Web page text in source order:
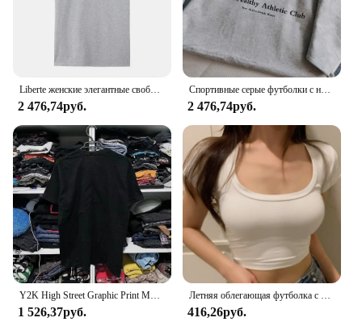
Liberte женские элегантные свободные летние хлопковые повседневные топы с французскими буквами модные серые футболки
2 476,74руб.
Спортивные серые футболки с надписью «Make You Health» в американском винтажном стиле, женские свободные хлопковые летние футболки с коротким рукавом
2 476,74руб.
Y2K High Street Graphic Print Мужская серая и черная футболка Oversized Shirt Harajuku Готический круглый вырез Хлопковые топы с короткими рукавами Новый
1 526,37руб.
Летняя облегающая футболка с коротким рукавом, Женская Сексуальная футболка Y2k, серая футболка с U-образным вырезом, Женский однотонный базовый черный/белый/темно-серый укороченный топ, 2024
416,26руб.